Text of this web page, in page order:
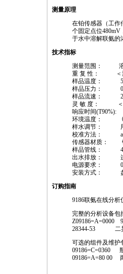
测量原理
在铂传感器（工作
个固定点位
于水中溶解联氨的
技术指标
测量范围： 溶解
重 复 性： ＜测
样品温度： 5
样品压力： 0.5
样品流速：
灵 敏 度： ＜
响应时间(T90%):
环境温度： 0
样水调节： 用
校准方法： a)零
传感器材质：
样品管线： 4 ×
出水排放： 连
电源要求： 0～
安装方式：
订购指南
9186联氨在线分析
完整的分析设备包
Z09186=A=0000
28344-53 二异丙
可选的组件及维护
09186=C=0360
09186=A=80 00